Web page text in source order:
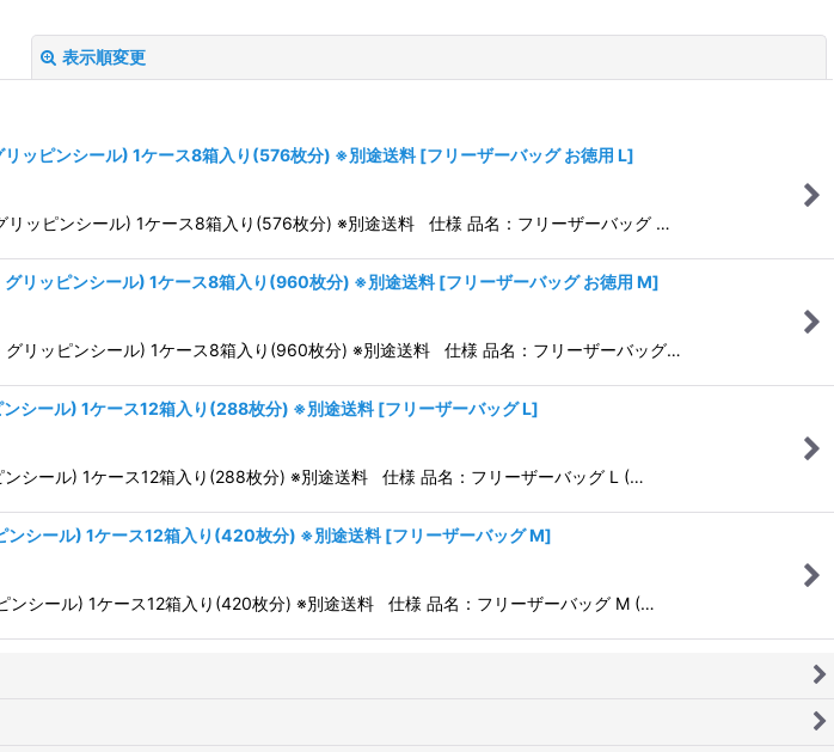
表示順変更
り込む
ッピンシール) 1ケース8箱入り(576枚分) ※別途送料 [フリーザーバッグ お徳用 L]
ッピンシール) 1ケース8箱入り(576枚分) ※別途送料 仕様 品名：フリーザーバッグ …
リッピンシール) 1ケース8箱入り(960枚分) ※別途送料 [フリーザーバッグ お徳用 M]
リッピンシール) 1ケース8箱入り(960枚分) ※別途送料 仕様 品名：フリーザーバッグ…
シール) 1ケース12箱入り(288枚分) ※別途送料 [フリーザーバッグ L]
シール) 1ケース12箱入り(288枚分) ※別途送料 仕様 品名：フリーザーバッグ L (…
ンシール) 1ケース12箱入り(420枚分) ※別途送料 [フリーザーバッグ M]
シール) 1ケース12箱入り(420枚分) ※別途送料 仕様 品名：フリーザーバッグ M (…